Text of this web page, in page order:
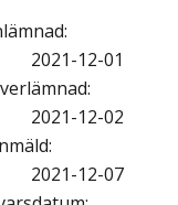
:
2021-12-01
:
2021-12-02
:
2021-12-07